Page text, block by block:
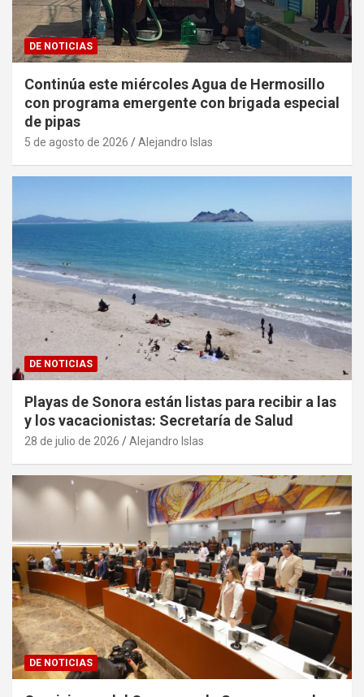
DE NOTICIAS
Continúa este miércoles Agua de Hermosillo
con programa emergente con brigada especial
de pipas
5 de agosto de 2026 Alejandro Islas
DE NOTICIAS
Playas de Sonora están listas para recibir a las
y los vacacionistas: Secretaría de Salud
28 de julio de 2026 Alejandro Islas
DE NOTICIAS